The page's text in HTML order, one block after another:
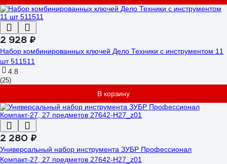
2 928 ₽
Набор комбинированных ключей Дело Техники с инструментом 11
шт 511511
4.8
(25)
В корзину
2 280 ₽
Универсальный набор инструмента ЗУБР Профессионал
Компакт-27, 27 предметов 27642-H27_z01